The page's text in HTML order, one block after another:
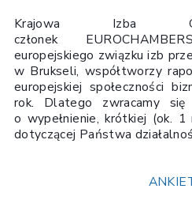
Krajowa Izba
członek
europejskiego związku izb
w Brukseli, współtworzy
europejskiej społeczności
rok. Dlatego zwracamy
o wypełnienie, krótkiej (ok. 1
dotyczącej Państwa